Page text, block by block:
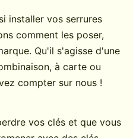
installer vos serrures
comment les poser,
Qu'il s'agisse d'une
à carte ou
compter sur nous !
vos clés et que vous